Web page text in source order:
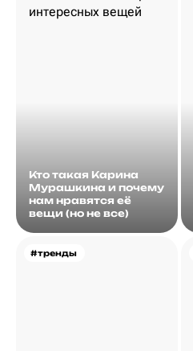
Кто такая Карина
Мурашкина и почему
нам нравятся её
вещи (но не все)
#тренды